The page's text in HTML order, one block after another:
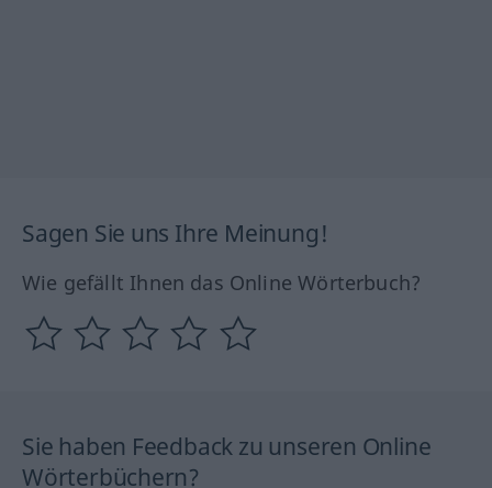
Sagen Sie uns Ihre Meinung!
Wie gefällt Ihnen das Online Wörterbuch?
Sie haben Feedback zu unseren Online
Wörterbüchern?